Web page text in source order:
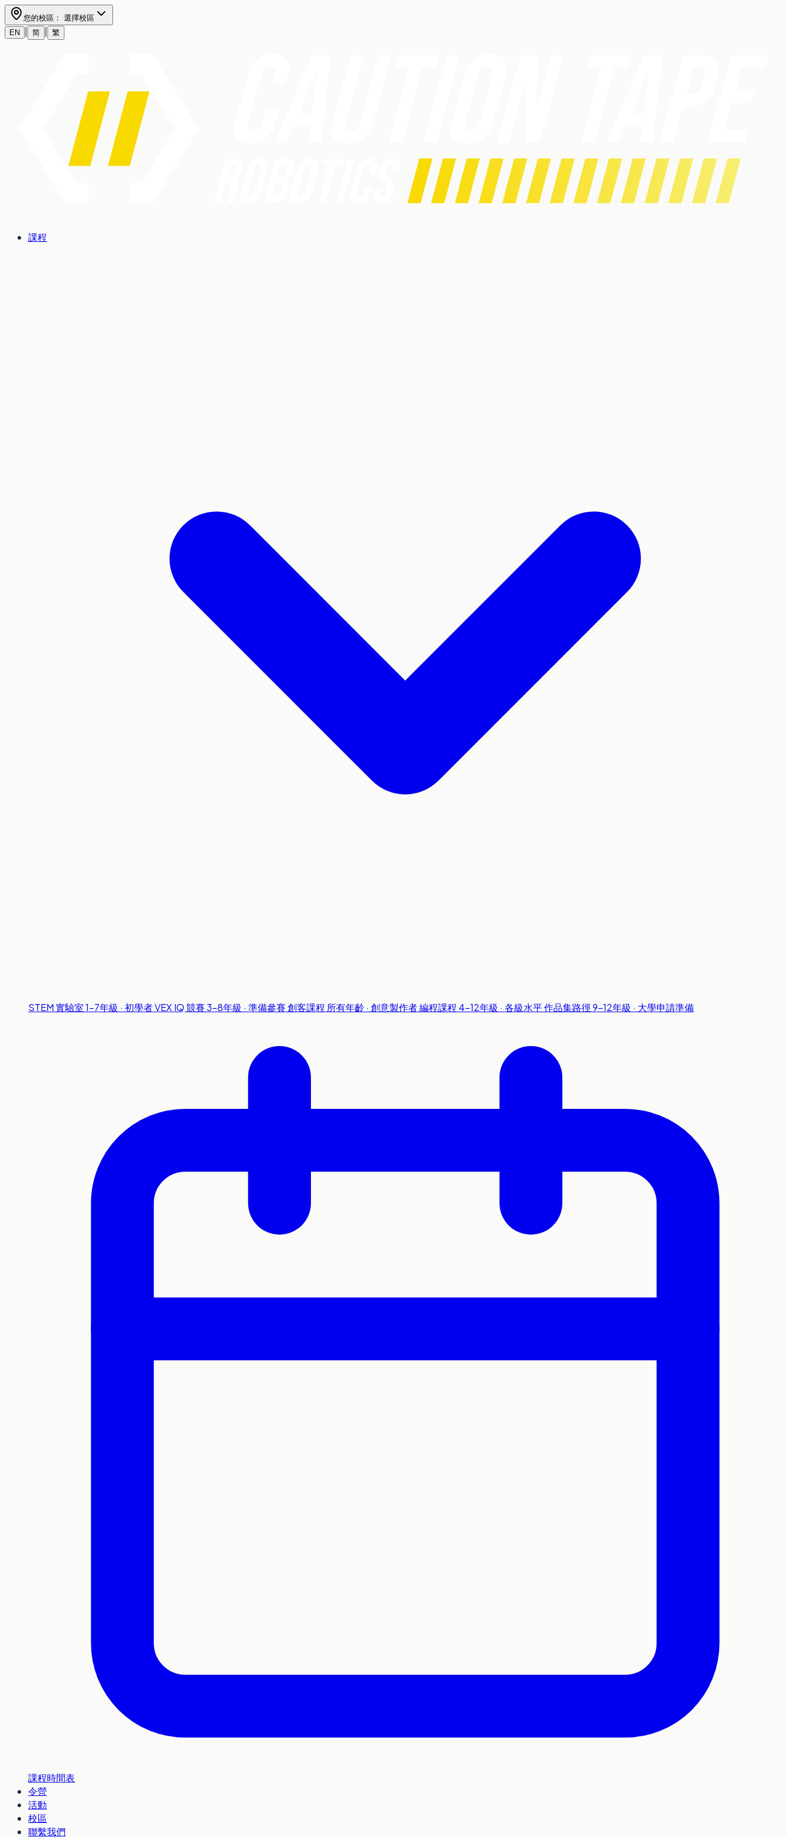
您的校區： 選擇校區
EN
简 繁
課程
STEM 實驗室1-7年級 · 初學者VEX IQ 競賽3-8年級 · 準備參賽創客課程 所有年齡 · 創意製作者編程課程 4-12年級 · 各級水平作品集路徑9-12年級 · 大學申請準備
課程時間表
令營
活動
校區
聯繫我們